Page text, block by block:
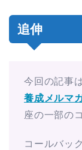
追伸
今回の記事
養成メルマ
座の一部の
コールバッ